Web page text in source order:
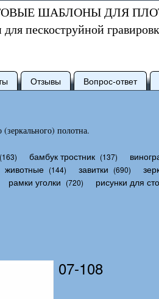
ШАБЛОНЫ ДЛЯ
пескоструйной
Отзывы Вопрос-ответ
полотна.
(163) бамбук тростник (137)
животные (144) завитки (690)
рамки уголки (720) рисунки для
07-108